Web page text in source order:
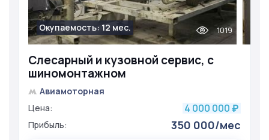
Слесарный и кузовной сервис, с
шиномонтажном
Окупаемость: 12 мес. 1019
Авиамоторная
Цена:
4 000 000 ₽
Прибыль: 350 000/мес